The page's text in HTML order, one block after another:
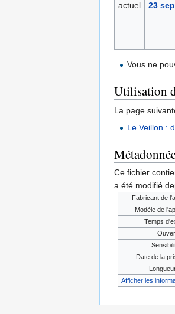
actuel
23
Vous ne
Utilisation
La page
Le Veillon :
Ce fichier
a été modifié
Fabricant de
Modèle de
Temps
Date de la
Afficher les